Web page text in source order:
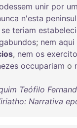
unir por um
n'esta
se teriam
; nem aqui
, nem os
occupariam o
Teófilo
Narrativa